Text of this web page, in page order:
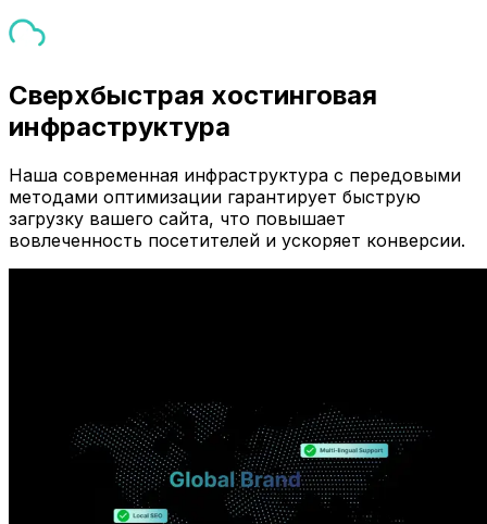
Сверхбыстрая хостинговая
инфраструктура
Наша современная инфраструктура с передовыми
методами оптимизации гарантирует быструю
загрузку вашего сайта, что повышает
вовлеченность посетителей и ускоряет конверсии.